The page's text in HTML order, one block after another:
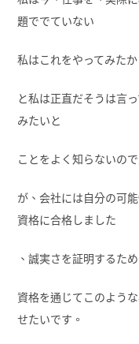
題ででていない
私はこれをやってみた
と私は正直だそうは言
みたいと
ことをよく知らないの
が、会社には自分の可
資格に合格しました
、誠実さを証明するため
資格を通じてこのよう
せたいです。